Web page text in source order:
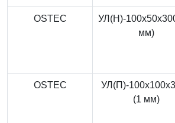
OSTEC
УЛ(Н)-
мм)
OSTEC
УЛ(П)-
(1 мм)